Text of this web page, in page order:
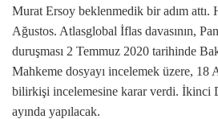
Murat Ersoy beklenmedik bir adım attı.
Ağustos. Atlasglobal İflas davasının,
duruşması 2 Temmuz 2020 tarihinde
Mahkeme dosyayı incelemek üzere, 18
bilirkişi incelemesine karar verdi. İkinci
ayında yapılacak.